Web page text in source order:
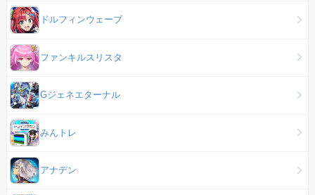
ドルフィンウェーブ
ファンキルスリスタ
Gジェネエターナル
みんトレ
アナデン